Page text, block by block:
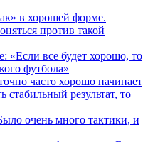
в хорошей форме.
против такой
«Если все будет хорошо, то
футбола»
часто хорошо начинает
стабильный результат, то
очень много тактики, и